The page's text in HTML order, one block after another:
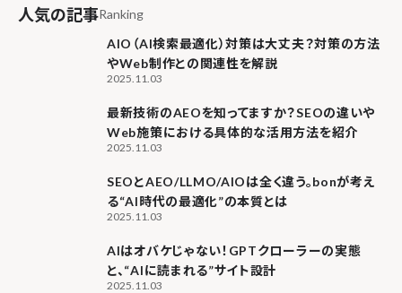
人気の記事Ranking
AIO（AI検索最適化）対策は大丈夫？対策の方法
やWeb制作との関連性を解説
2025.11.03
最新技術のAEOを知ってますか？SEOの違いや
Web施策における具体的な活用方法を紹介
2025.11.03
SEOとAEO/LLMO/AIOは全く違う。bonが考え
る“AI時代の最適化”の本質とは
2025.11.03
AIはオバケじゃない！GPTクローラーの実態
と、“AIに読まれる”サイト設計
2025.11.03